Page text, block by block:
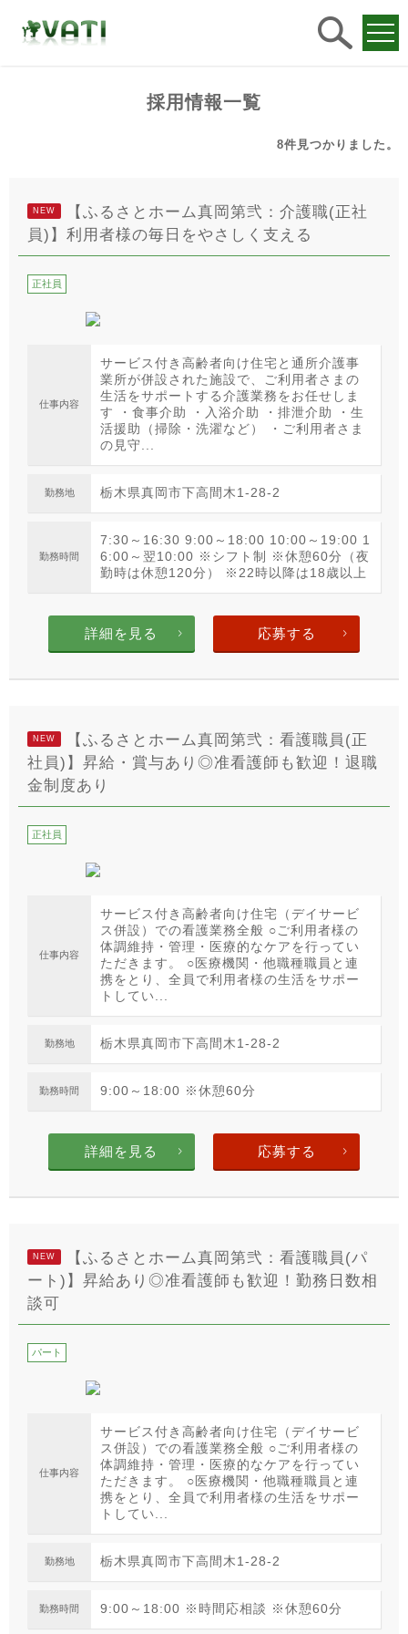
採用情報一覧
8件 見つかりました。
NEW
【ふるさとホーム真岡第弐：介護職(正社
員)】利用者様の毎日をやさしく支える
正社員
仕事内容
サービス付き高齢者向け住宅と通所介護事
業所が併設された施設で、ご利用者さまの
生活をサポートする介護業務をお任せしま
す ・食事介助 ・入浴介助 ・排泄介助 ・生
活援助（掃除・洗濯など） ・ご利用者さま
の見守...
勤務地 栃木県真岡市下高間木1-28-2
勤務時間
7:30～16:30 9:00～18:00 10:00～19:00 1
6:00～翌10:00 ※シフト制 ※休憩60分（夜
勤時は休憩120分） ※22時以降は18歳以上
詳細を見る 応募する
NEW
【ふるさとホーム真岡第弐：看護職員(正
社員)】昇給・賞与あり◎准看護師も歓迎！退職
金制度あり
正社員
仕事内容
サービス付き高齢者向け住宅（デイサービ
ス併設）での看護業務全般 ○ご利用者様の
体調維持・管理・医療的なケアを行ってい
ただきます。 ○医療機関・他職種職員と連
携をとり、全員で利用者様の生活をサポー
トしてい...
勤務地 栃木県真岡市下高間木1-28-2
勤務時間 9:00～18:00 ※休憩60分
詳細を見る 応募する
NEW
【ふるさとホーム真岡第弐：看護職員(パ
ート)】昇給あり◎准看護師も歓迎！勤務日数相
談可
パート
仕事内容
サービス付き高齢者向け住宅（デイサービ
ス併設）での看護業務全般 ○ご利用者様の
体調維持・管理・医療的なケアを行ってい
ただきます。 ○医療機関・他職種職員と連
携をとり、全員で利用者様の生活をサポー
トしてい...
勤務地 栃木県真岡市下高間木1-28-2
勤務時間 9:00～18:00 ※時間応相談 ※休憩60分